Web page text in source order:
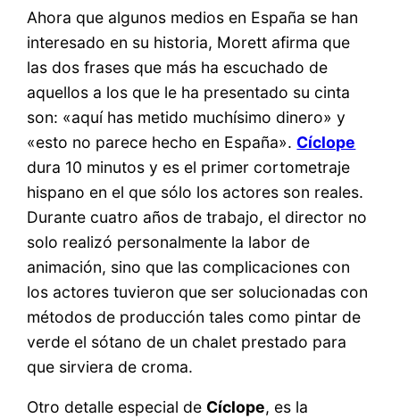
Ahora que algunos medios en España se han
interesado en su historia, Morett afirma que
las dos frases que más ha escuchado de
aquellos a los que le ha presentado su cinta
son: «aquí has metido muchísimo dinero» y
«esto no parece hecho en España». Cíclope
dura 10 minutos y es el primer cortometraje
hispano en el que sólo los actores son reales.
Durante cuatro años de trabajo, el director no
solo realizó personalmente la labor de
animación, sino que las complicaciones con
los actores tuvieron que ser solucionadas con
métodos de producción tales como pintar de
verde el sótano de un chalet prestado para
que sirviera de croma.
Otro detalle especial de Cíclope, es la